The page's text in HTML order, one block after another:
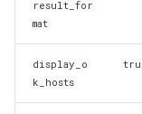
result_for
mat
display_o
k_hosts